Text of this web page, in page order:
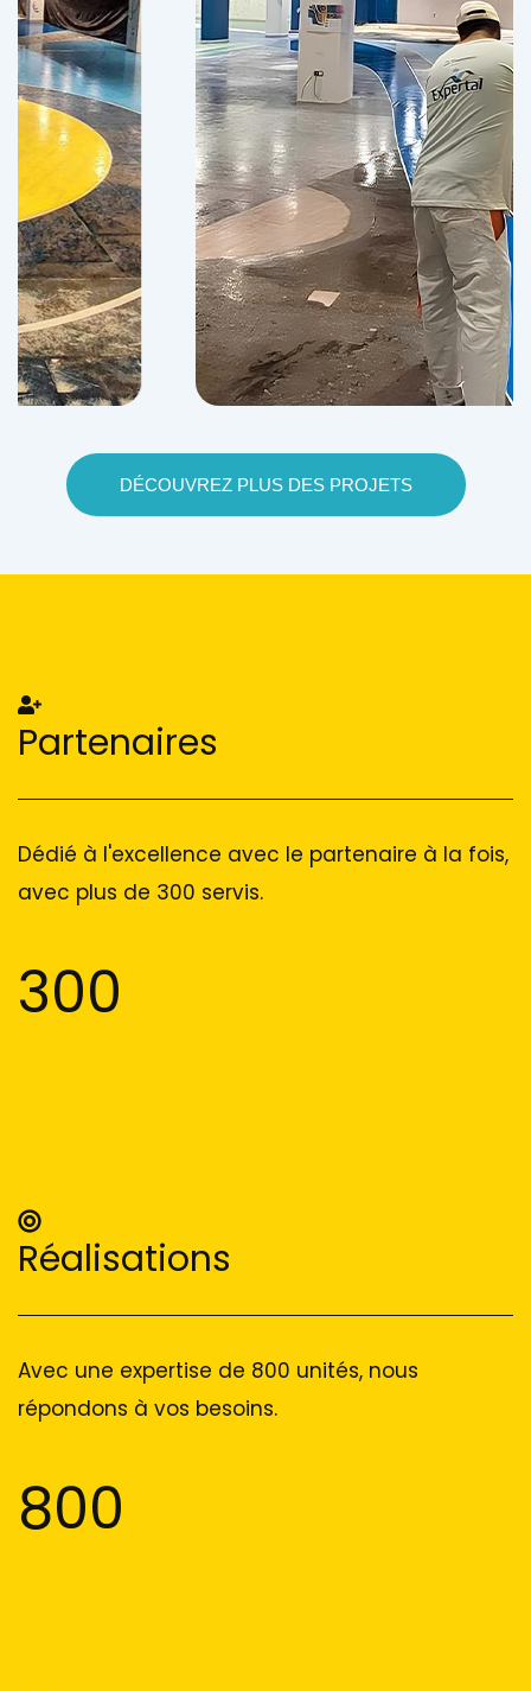
DÉCOUVREZ PLUS DES PROJETS
Partenaires
Dédié à l'excellence avec le partenaire à la fois,
avec plus de 300 servis.
300
Réalisations
Avec une expertise de 800 unités, nous
répondons à vos besoins.
800